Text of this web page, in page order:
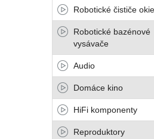
Robotické čističe
Robotické bazénové
vysávače
Audio
Domáce kino
HiFi komponenty
Reproduktory